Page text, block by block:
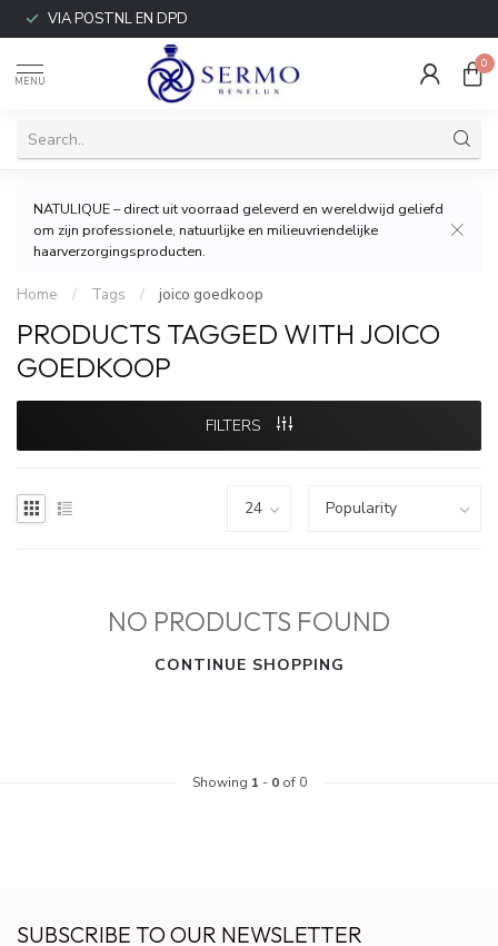
VIA POSTNL EN DPD
MENU
0
NATULIQUE – direct uit voorraad geleverd en wereldwijd geliefd
om zijn professionele, natuurlijke en milieuvriendelijke
haarverzorgingsproducten.
Home / Tags / joico goedkoop
PRODUCTS TAGGED WITH JOICO
GOEDKOOP
FILTERS
NO PRODUCTS FOUND
CONTINUE SHOPPING
Showing 1 - 0of 0
SUBSCRIBE TO OUR NEWSLETTER